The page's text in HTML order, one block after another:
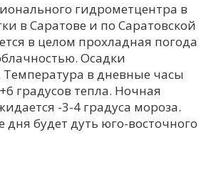
С
Т
гидрометцентра в
в Саратове и по Саратовской
в целом прохладная погода
Осадки
в дневные часы
градусов тепла. Ночная
-3-4 градуса мороза.
дня будет дуть юго-восточного